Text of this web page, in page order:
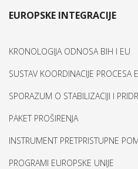
EUROPSKE INTEGRACIJE
KRONOLOGIJA ODNOSA BIH I EU
SUSTAV KOORDINACIJE PROCESA
SPORAZUM O STABILIZACIJI I
PAKET PROŠIRENJA
INSTRUMENT PRETPRISTUPNE
PROGRAMI EUROPSKE UNIJE